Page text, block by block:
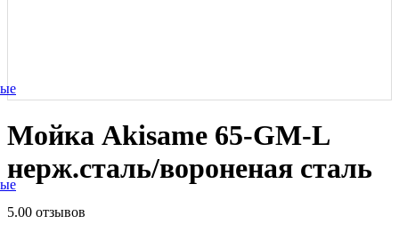
Мойка Akisame 65-GM-L
нерж.сталь/вороненая сталь
5.00 отзывов